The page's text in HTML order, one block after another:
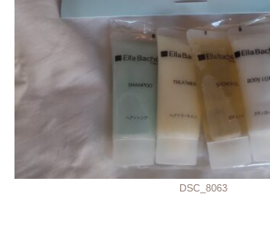
DSC_8063